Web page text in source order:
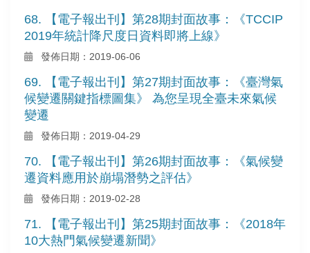
68. 【電子報出刊】第28期封面故事：《TCCIP
2019年統計降尺度日資料即將上線》
發佈日期：2019-06-06
69. 【電子報出刊】第27期封面故事：《臺灣氣
候變遷關鍵指標圖集》 為您呈現全臺未來氣候
變遷
發佈日期：2019-04-29
70. 【電子報出刊】第26期封面故事：《氣候變
遷資料應用於崩塌潛勢之評估》
發佈日期：2019-02-28
71. 【電子報出刊】第25期封面故事：《2018年
10大熱門氣候變遷新聞》